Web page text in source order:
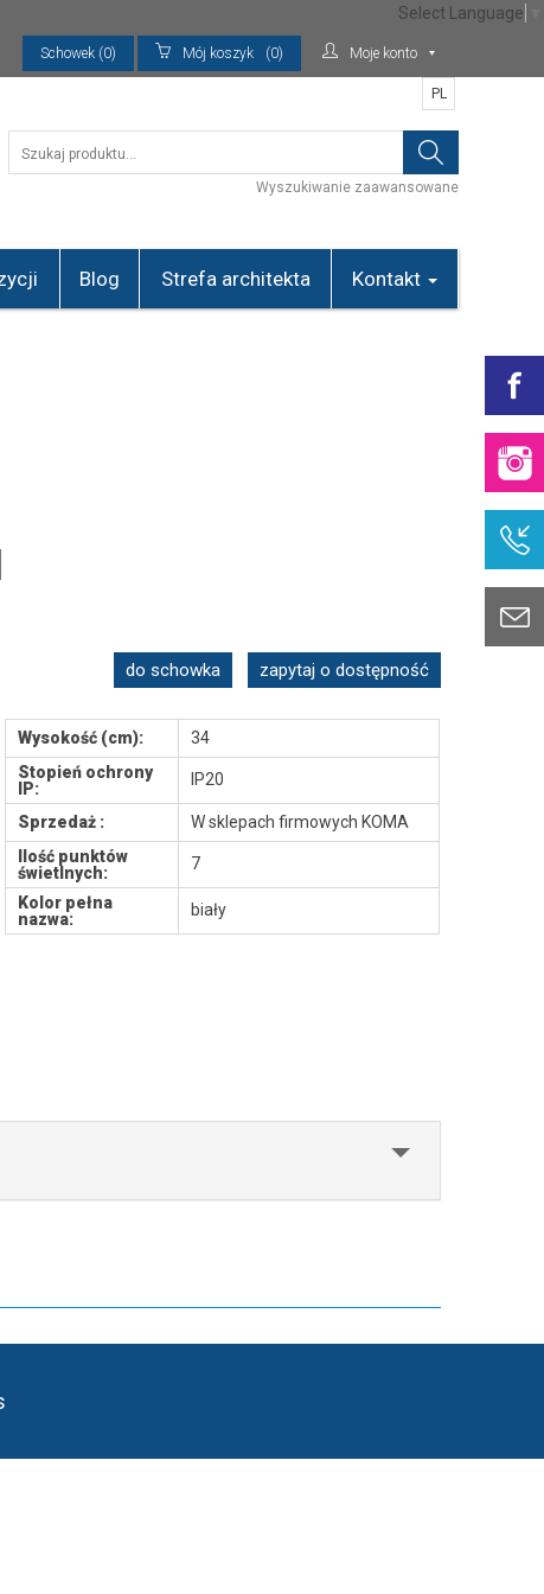
Schowek (0) Mój koszyk (0) Moje konto
Wyszukiwanie zaawansowane
PL
Blog Strefa architekta Kontakt
do schowka zapytaj o dostępność
Wysokość (cm):
34
Stopień ochrony
IP:
IP20
Sprzedaż :
W sklepach firmowych KOMA
Ilość punktów
świetlnych:
7
Kolor pełna
nazwa:
biały
Select Language